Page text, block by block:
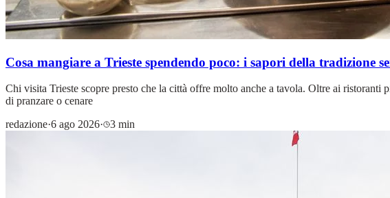
Cosa mangiare a Trieste spendendo poco: i sapori della tradizione
Chi visita Trieste scopre presto che la città offre molto anche a tavola. Oltre ai
di pranzare o cenare
redazione·6 ago 2026· 3 min